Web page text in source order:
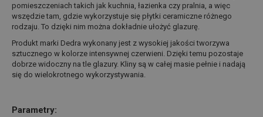
pomieszczeniach takich jak kuchnia, łazienka czy pralnia, a więc
wszędzie tam, gdzie wykorzystuje się płytki ceramiczne różnego
rodzaju. To dzięki nim można dokładnie ułożyć glazurę.
Produkt marki Dedra wykonany jest z wysokiej jakości tworzywa
sztucznego w kolorze intensywnej czerwieni. Dzięki temu pozostaje
dobrze widoczny na tle glazury. Kliny są w całej masie pełnie i nadają
się do wielokrotnego wykorzystywania.
Parametry: